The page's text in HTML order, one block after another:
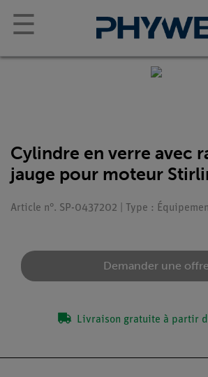
☰
Cylindre en verre avec
jauge pour moteur
Article n°. SP-0437202 | Type :
Demander une offre
Livraison gratuite à partir